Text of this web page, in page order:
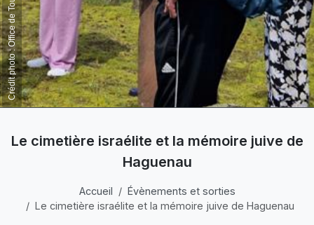
Le cimetière israélite et la mémoire juive de
Haguenau
Accueil
Évènements et sorties
Le cimetière israélite et la mémoire juive de Haguenau